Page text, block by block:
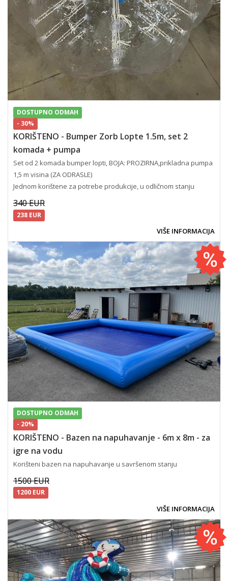
DOSTUPNO ODMAH
- 30%
KORIŠTENO - Bumper Zorb Lopte 1.5m, set 2
komada + pumpa
Set od 2 komada bumper lopti, BOJA: PROZIRNA,prikladna pumpa
1,5 m visina (ZA ODRASLE)
Jednom korištene za potrebe produkcije, u odličnom stanju
340 EUR
238 EUR
VIŠE INFORMACIJA
DOSTUPNO ODMAH
- 20%
KORIŠTENO - Bazen na napuhavanje - 6m x 8m - za
igre na vodu
Korišteni bazen na napuhavanje u savršenom stanju
1500 EUR
1200 EUR
VIŠE INFORMACIJA